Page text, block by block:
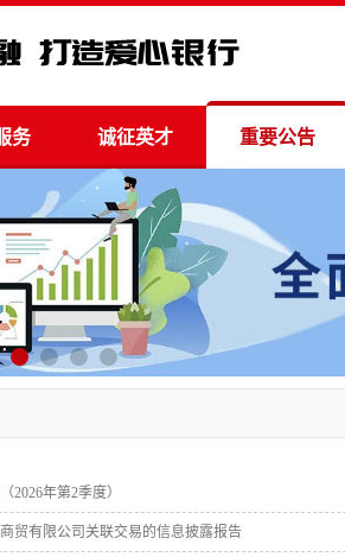
务 诚征英才 重要公告
2026年第2季度）
贸有限公司关联交易的信息披露报告